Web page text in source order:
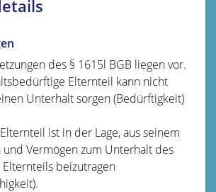
des § 1615l BGB liegen vor.
Elternteil kann nicht
Unterhalt sorgen (Bedürftigkeit)
ist in der Lage, aus seinem
und Vermögen zum Unterhalt des
beizutragen